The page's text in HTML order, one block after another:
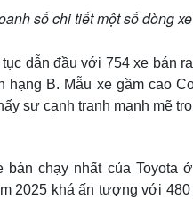
số chi tiết một số dòng
dẫn đầu với 754 xe bán
hạng B. Mẫu xe gầm cao
sự cạnh tranh mạnh mẽ
bán chạy nhất của
2025 khá ấn tượng với